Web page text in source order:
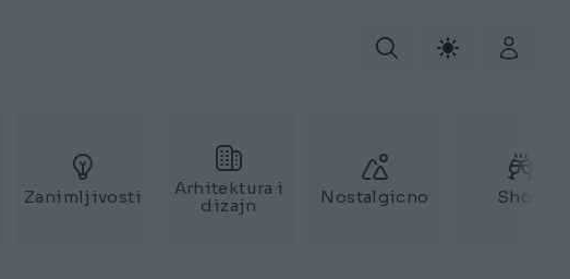
Zanimljivosti
Arhitektura i
dizajn
Nostalgicno Show